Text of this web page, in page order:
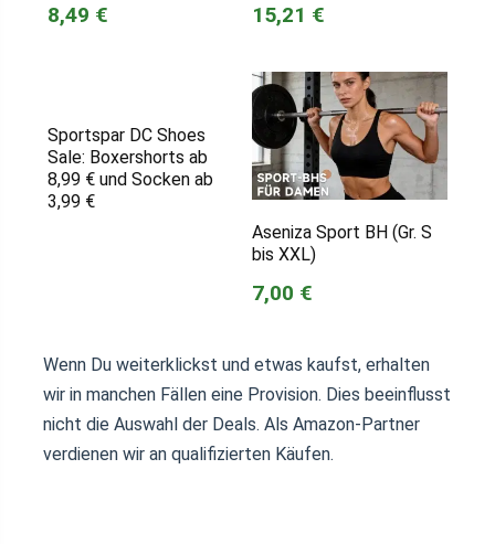
8,49 € 15,21 €
Sportspar DC Shoes
Sale: Boxershorts ab
8,99 € und Socken ab
3,99 €
Aseniza Sport BH (Gr. S
bis XXL)
7,00 €
Wenn Du weiterklickst und etwas kaufst, erhalten
wir in manchen Fällen eine Provision. Dies beeinflusst
nicht die Auswahl der Deals. Als Amazon-Partner
verdienen wir an qualifizierten Käufen.